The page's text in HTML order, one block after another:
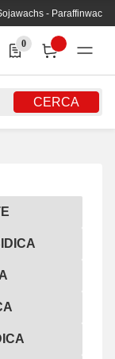
- Paraffinwachs
CERCA
0
0 Produkte in der Liste